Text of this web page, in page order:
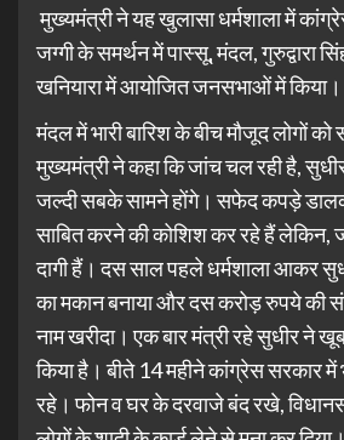
मुख्यमंत्री ने यह खुलासा धर्मशाला में
जग्गी के समर्थन में पास्सू, मंदल, गुरुद्वारा
खनियारा में आयोजित जनसभाओं में किया।
मंदल में भारी बारिश के बीच मौजूद लोगों
मुख्यमंत्री ने कहा कि जांच चल रही है,
जल्दी सबके सामने होंगे। सफेद कपड़े
साबित करने की कोशिश कर रहे हैं लेकिन,
दागी हैं। दस साल पहले धर्मशाला आकर
का मकान बनाया और दस करोड़ रुपये की
नाम खरीदा। एक बार मंत्री रहे सुधीर ने
किया है। बीते 14 महीने कांग्रेस सरकार में
रहे। फोन व घर के दरवाजे बंद रखे,